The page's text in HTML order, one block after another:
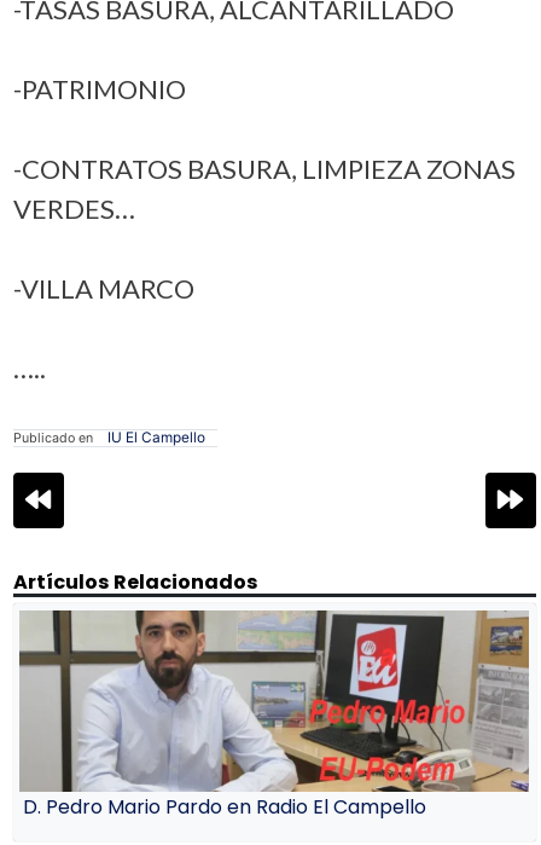
-TASAS BASURA, ALCANTARILLADO
-PATRIMONIO
-CONTRATOS BASURA, LIMPIEZA ZONAS
VERDES…
-VILLA MARCO
…..
Publicado en IU El Campello
Navegación
de
entradas
Artículos Relacionados
D. Pedro Mario Pardo en Radio El Campello